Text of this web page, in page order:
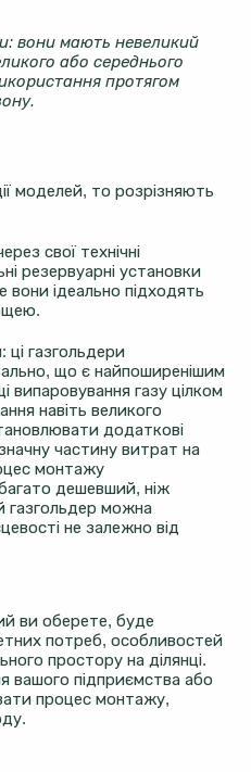
вони мають невеликий
або середнього
протягом
моделей, то розрізняють
свої технічні
резервуарні установки
ідеально підходять
ці газгольдери
що є найпоширенішим
випаровування газу цілком
навіть великого
додаткові
частину витрат на
монтажу
дешевший, ніж
газгольдер можна
не залежно від
ви оберете, буде
потреб, особливостей
простору на ділянці.
вашого підприємства або
процес монтажу,